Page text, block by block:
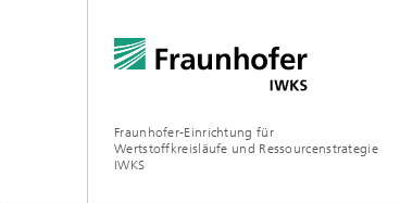
Fraunhofer-Einrichtung für
Wertstoffkreisläufe und Ressourcenstrategie
IWKS